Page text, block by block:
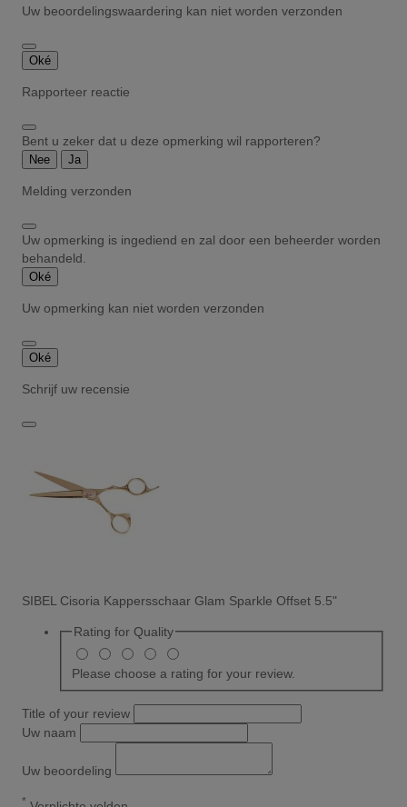
Uw beoordelingswaardering kan niet worden verzonden
Oké
Rapporteer reactie
Bent u zeker dat u deze opmerking wil rapporteren?
Nee Ja
Melding verzonden
Uw opmerking is ingediend en zal door een beheerder worden
behandeld.
Oké
Uw opmerking kan niet worden verzonden
Oké
Schrijf uw recensie
SIBEL Cisoria Kappersschaar Glam Sparkle Offset 5.5"
Rating for Quality
Please choose a rating for your review.
Title of your review
Uw naam
Uw beoordeling
*